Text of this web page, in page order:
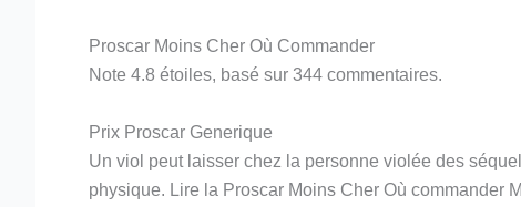
Proscar Moins Cher Où Commander
Note 4.8 étoiles, basé sur 344 commentaires.
Prix Proscar Generique
Un viol peut laisser chez la personne violée des
physique. Lire la Proscar Moins Cher Où commander